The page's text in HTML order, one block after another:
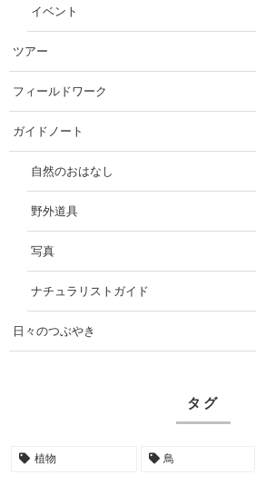
イベント
ツアー
フィールドワーク
ガイドノート
自然のおはなし
野外道具
写真
ナチュラリストガイド
日々のつぶやき
タグ
植物 鳥